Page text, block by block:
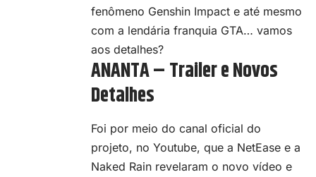
fenômeno Genshin Impact e até mesmo
com a lendária franquia GTA… vamos
aos detalhes?
ANANTA – Trailer e Novos
Detalhes
Foi por meio do canal oficial do
projeto, no Youtube, que a NetEase e a
Naked Rain revelaram o novo vídeo e